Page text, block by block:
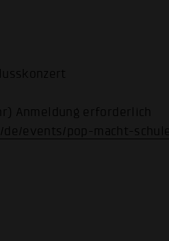
Anmeldung erforderlich
events/pop-macht-